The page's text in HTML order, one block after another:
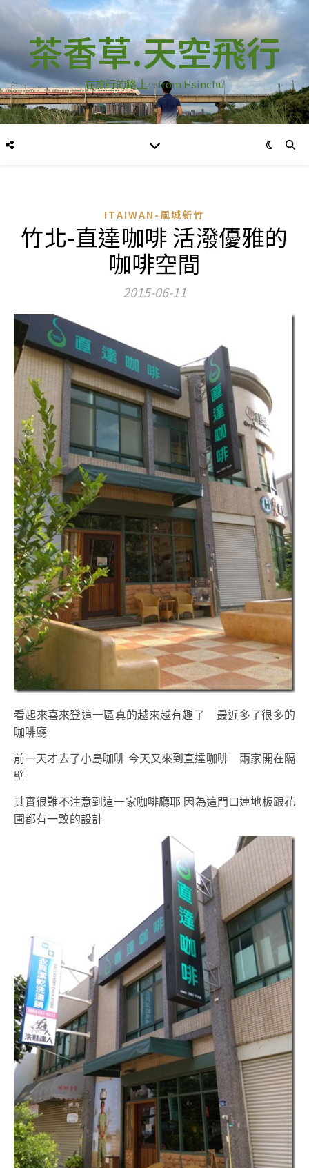
茶香草.天空飛行
在旅行的路上…from Hsinchu
ITAIWAN-風城新竹
竹北-直達咖啡 活潑優雅的
咖啡空間
2015-06-11
看起來喜來登這一區真的越來越有趣了 最近多了很多的
咖啡廳
前一天才去了小島咖啡 今天又來到直達咖啡 兩家開在隔
壁
其實很難不注意到這一家咖啡廳耶 因為這門口連地板跟花
圃都有一致的設計